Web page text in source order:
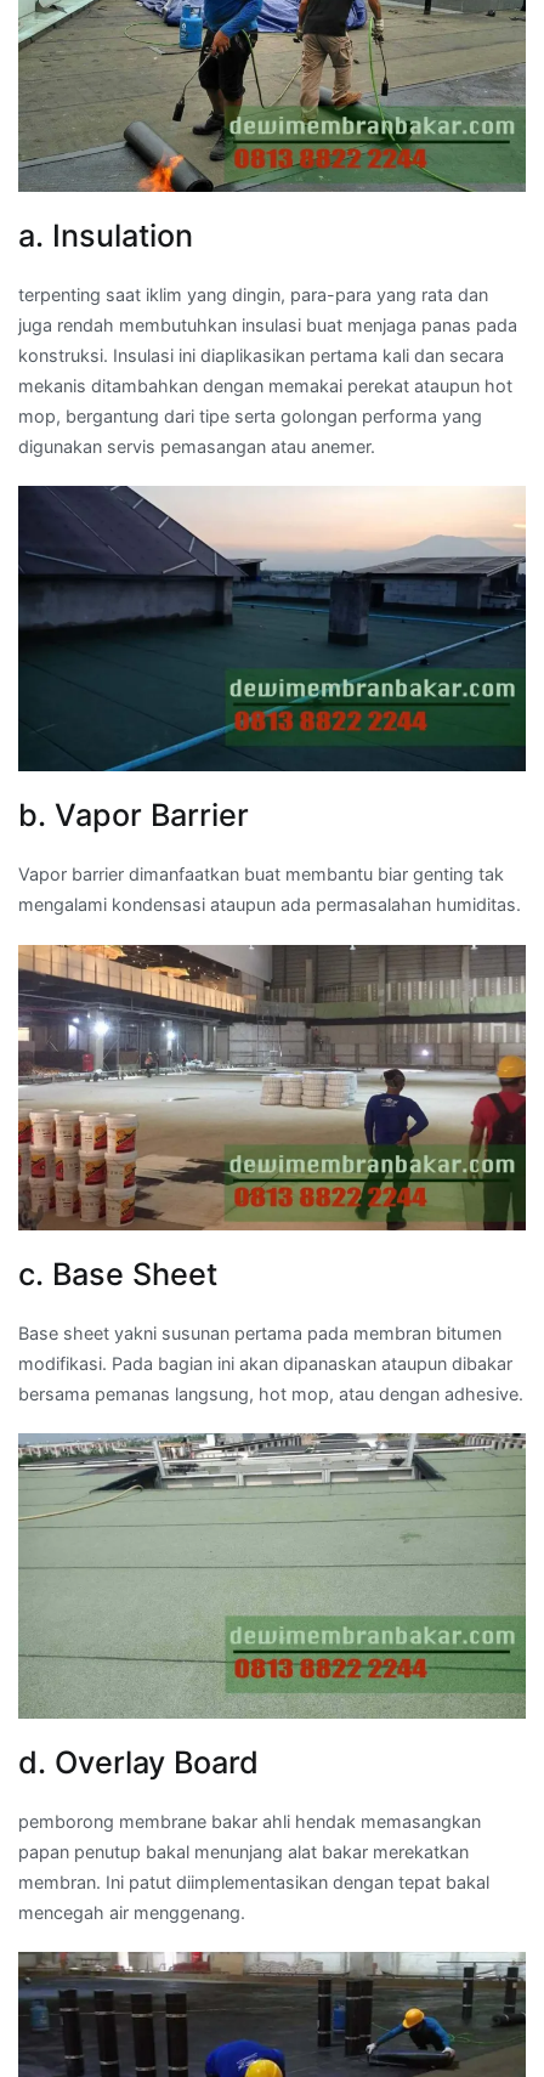
a. Insulation
terpenting saat iklim yang dingin, para-para yang rata dan
juga rendah membutuhkan insulasi buat menjaga panas pada
konstruksi. Insulasi ini diaplikasikan pertama kali dan secara
mekanis ditambahkan dengan memakai perekat ataupun hot
mop, bergantung dari tipe serta golongan performa yang
digunakan servis pemasangan atau anemer.
b. Vapor Barrier
Vapor barrier dimanfaatkan buat membantu biar genting tak
mengalami kondensasi ataupun ada permasalahan humiditas.
c. Base Sheet
Base sheet yakni susunan pertama pada membran bitumen
modifikasi. Pada bagian ini akan dipanaskan ataupun dibakar
bersama pemanas langsung, hot mop, atau dengan adhesive.
d. Overlay Board
pemborong membrane bakar ahli hendak memasangkan
papan penutup bakal menunjang alat bakar merekatkan
membran. Ini patut diimplementasikan dengan tepat bakal
mencegah air menggenang.